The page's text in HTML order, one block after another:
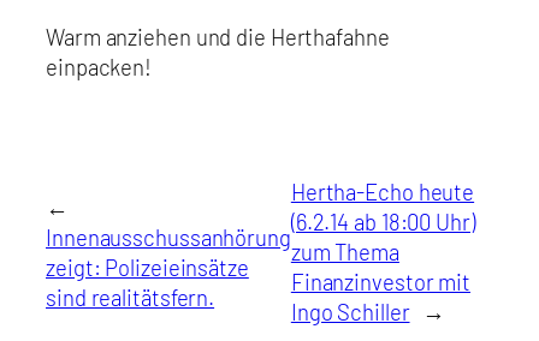
Warm anziehen und die Herthafahne
einpacken!
←
Innenausschussanhörung
zeigt: Polizeieinsätze
sind realitätsfern.
Hertha-Echo heute
(6.2.14 ab 18:00 Uhr)
zum Thema
Finanzinvestor mit
Ingo Schiller →